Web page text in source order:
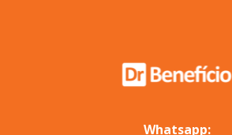
Whatsapp: